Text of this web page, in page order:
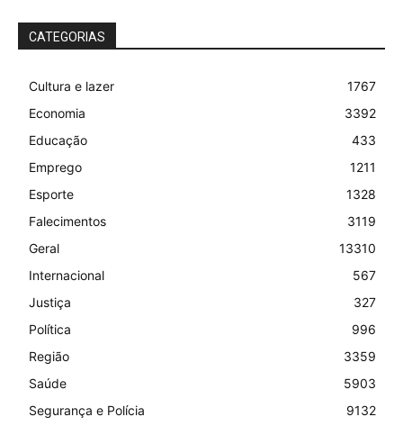
CATEGORIAS
Cultura e lazer
1767
Economia
3392
Educação
433
Emprego
1211
Esporte
1328
Falecimentos
3119
Geral
13310
Internacional
567
Justiça
327
Política
996
Região
3359
Saúde
5903
Segurança e Polícia
9132